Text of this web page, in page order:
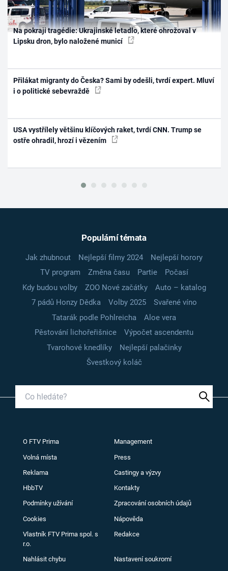
Na pokraji tragédie: Ukrajinské letadlo, které ohrožoval v
Lipsku dron, bylo naložené municí
Přilákat migranty do Česka? Sami by odešli, tvrdí expert. Mluví
i o politické sebevraždě
USA vystřílely většinu klíčových raket, tvrdí CNN. Trump se
ostře ohradil, hrozí i vězením
Populární témata
Jak zhubnout Nejlepší filmy 2024
Nejlepší horory
TV program
Změna času Partie
Počasí
Kdy budou volby
ZOO Nové začátky
Auto – katalog
7 pádů Honzy Dědka
Volby 2025
Svařené víno
Tatarák podle Pohlreicha
Aloe vera
Pěstování lichořeřišnice
Výpočet ascendentu
Tvarohové knedlíky
Nejlepší palačinky
Švestkový koláč
O FTV Prima Management
Volná místa Press
Reklama Castingy a výzvy
HbbTV Kontakty
Podmínky užívání Zpracování osobních údajů
Cookies Nápověda
Vlastník FTV Prima spol. s
r.o.
Redakce
Nahlásit chybu Nastavení soukromí